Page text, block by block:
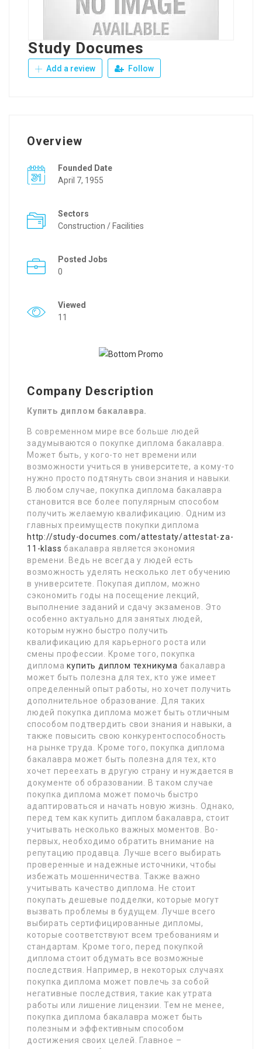
Study Documes
Add a review Follow
Overview
Founded Date
April 7, 1955
Sectors
Construction / Facilities
Posted Jobs
0
Viewed
11
Company Description
Купить диплом бакалавра.
В современном мире все больше людей
задумываются о покупке диплома бакалавра.
Может быть, у кого-то нет времени или
возможности учиться в университете, а кому-то
нужно просто подтянуть свои знания и навыки.
В любом случае, покупка диплома бакалавра
становится все более популярным способом
получить желаемую квалификацию. Одним из
главных преимуществ покупки диплома
http://study-documes.com/attestaty/attestat-za-
11-klass бакалавра является экономия
времени. Ведь не всегда у людей есть
возможность уделять несколько лет обучению
в университете. Покупая диплом, можно
сэкономить годы на посещение лекций,
выполнение заданий и сдачу экзаменов. Это
особенно актуально для занятых людей,
которым нужно быстро получить
квалификацию для карьерного роста или
смены профессии. Кроме того, покупка
дипломакупить диплом техникума бакалавра
может быть полезна для тех, кто уже имеет
определенный опыт работы, но хочет получить
дополнительное образование. Для таких
людей покупка диплома может быть отличным
способом подтвердить свои знания и навыки, а
также повысить свою конкурентоспособность
на рынке труда. Кроме того, покупка диплома
бакалавра может быть полезна для тех, кто
хочет переехать в другую страну и нуждается в
документе об образовании. В таком случае
покупка диплома может помочь быстро
адаптироваться и начать новую жизнь. Однако,
перед тем как купить диплом бакалавра, стоит
учитывать несколько важных моментов. Во-
первых, необходимо обратить внимание на
репутацию продавца. Лучше всего выбирать
проверенные и надежные источники, чтобы
избежать мошенничества. Также важно
учитывать качество диплома. Не стоит
покупать дешевые подделки, которые могут
вызвать проблемы в будущем. Лучше всего
выбирать сертифицированные дипломы,
которые соответствуют всем требованиям и
стандартам. Кроме того, перед покупкой
диплома стоит обдумать все возможные
последствия. Например, в некоторых случаях
покупка диплома может повлечь за собой
негативные последствия, такие как утрата
работы или лишение лицензии. Тем не менее,
покупка диплома бакалавра может быть
полезным и эффективным способом
достижения своих целей. Главное –